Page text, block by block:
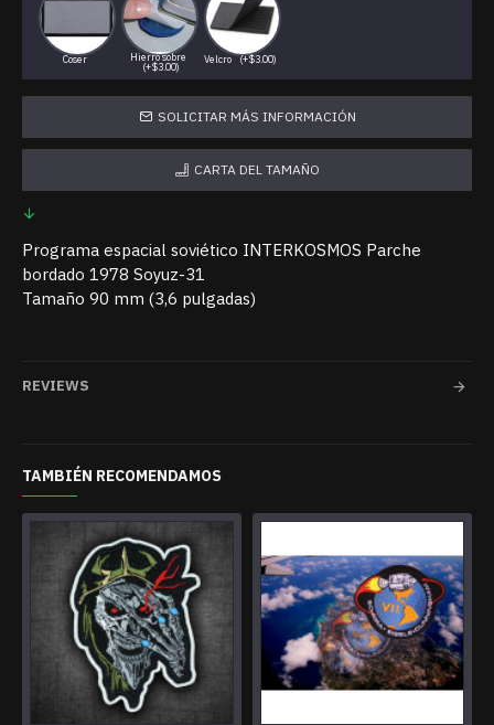
Coser
Hierro sobre
(+$3.00)
Velcro (+$3.00)
SOLICITAR MÁS INFORMACIÓN
CARTA DEL TAMAÑO
Programa espacial soviético INTERKOSMOS Parche
bordado 1978 Soyuz-31
Tamaño 90 mm (3,6 pulgadas)
REVIEWS
TAMBIÉN RECOMENDAMOS